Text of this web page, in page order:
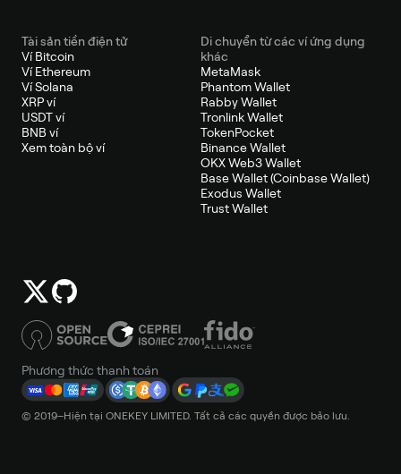
Tài sản tiền điện tử
Ví Bitcoin
Ví Ethereum
Ví Solana
XRP ví
USDT ví
BNB ví
Xem toàn bộ ví
Di chuyển từ các ví ứng dụng
khác
MetaMask
Phantom Wallet
Rabby Wallet
Tronlink Wallet
TokenPocket
Binance Wallet
OKX Web3 Wallet
Base Wallet (Coinbase Wallet)
Exodus Wallet
Trust Wallet
Phương thức thanh toán
© 2019–Hiện tại ONEKEY LIMITED. Tất cả các quyền được bảo lưu.